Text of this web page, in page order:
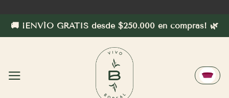
contenido
🚚 ¡ENVÍO GRATIS desde $250.000 en compras! 🌿